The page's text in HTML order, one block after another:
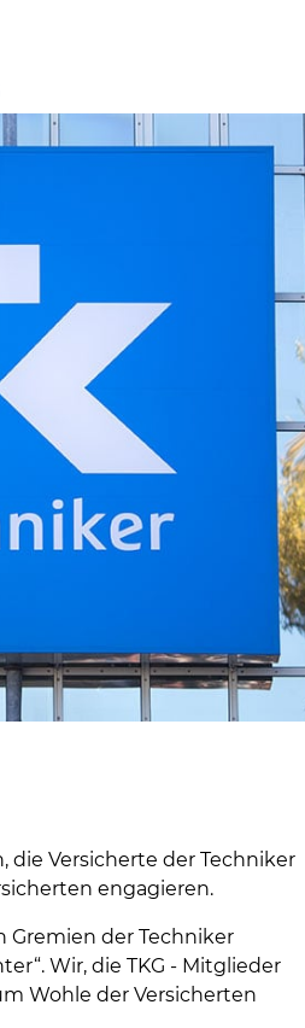
die Versicherte der Techniker
engagieren.
der Techniker
Wir, die TKG - Mitglieder
Wohle der Versicherten